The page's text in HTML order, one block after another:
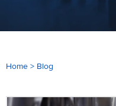
Home > Blog